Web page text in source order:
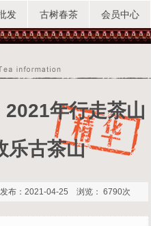
发 古树春茶 会员中心
2021年行走茶山
乐古茶山
布：2021-04-25 浏览： 6790次